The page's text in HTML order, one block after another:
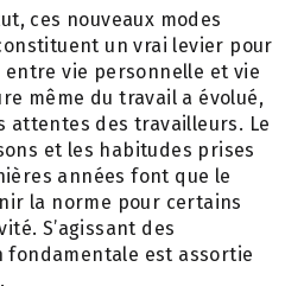
ces nouveaux modes
un vrai levier pour
vie personnelle et vie
même du travail a évolué,
attentes des travailleurs. Le
et les habitudes prises
années font que le
la norme pour certains
S’agissant des
fondamentale est assortie